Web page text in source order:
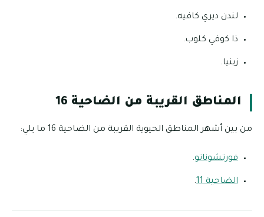
لندن ديري كافيه.
ذا كوفي كلوب.
زينيا.
المناطق القريبة من الضاحية 16
من بين أشهر المناطق الحيوية القريبة من الضاحية 16 ما يلي:
فورتشوناتو.
الضاحية 11 .